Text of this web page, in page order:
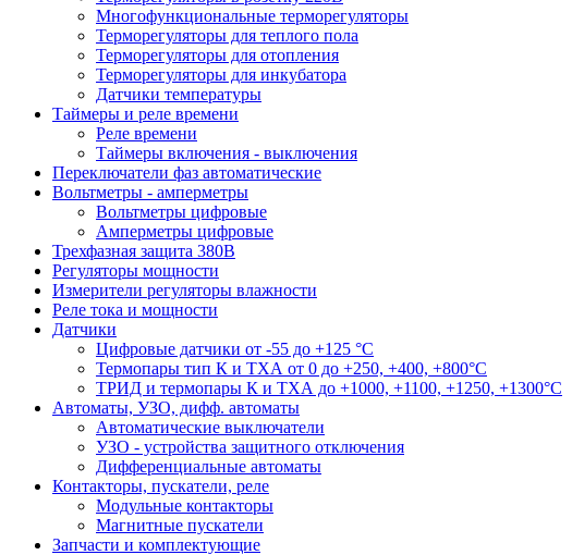
Многофункциональные терморегуляторы
Терморегуляторы для теплого пола
Терморегуляторы для отопления
Терморегуляторы для инкубатора
Датчики температуры
Таймеры и реле времени
Реле времени
Таймеры включения - выключения
Переключатели фаз автоматические
Вольтметры - амперметры
Вольтметры цифровые
Амперметры цифровые
Трехфазная защита 380В
Регуляторы мощности
Измерители регуляторы влажности
Реле тока и мощности
Датчики
Цифровые датчики от -55 до +125 °С
Термопары тип К и ТХА от 0 до +250, +400, +800°C
ТРИД и термопары К и ТХА до +1000, +1100, +1250, +1300°C
Автоматы, УЗО, дифф. автоматы
Автоматические выключатели
УЗО - устройства защитного отключения
Дифференциальные автоматы
Контакторы, пускатели, реле
Модульные контакторы
Магнитные пускатели
Запчасти и комплектующие